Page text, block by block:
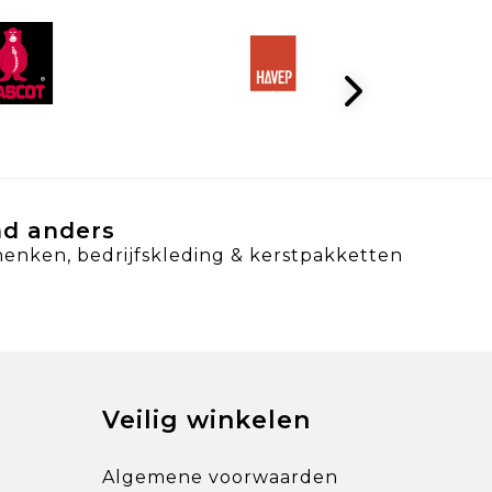
anders
bedrijfskleding & kerstpakketten
Veilig winkelen
Algemene voorwaarden